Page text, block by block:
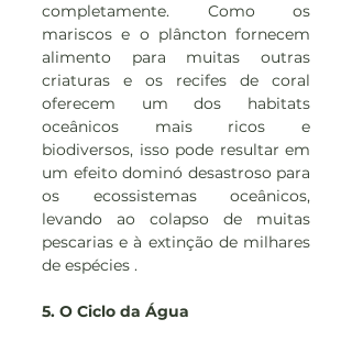
completamente. Como os
mariscos e o plâncton fornecem
alimento para muitas outras
criaturas e os recifes de coral
oferecem um dos habitats
oceânicos mais ricos e
biodiversos, isso pode resultar em
um efeito dominó desastroso para
os ecossistemas oceânicos,
levando ao colapso de muitas
pescarias e à extinção de milhares
de espécies .
5. O Ciclo da Água